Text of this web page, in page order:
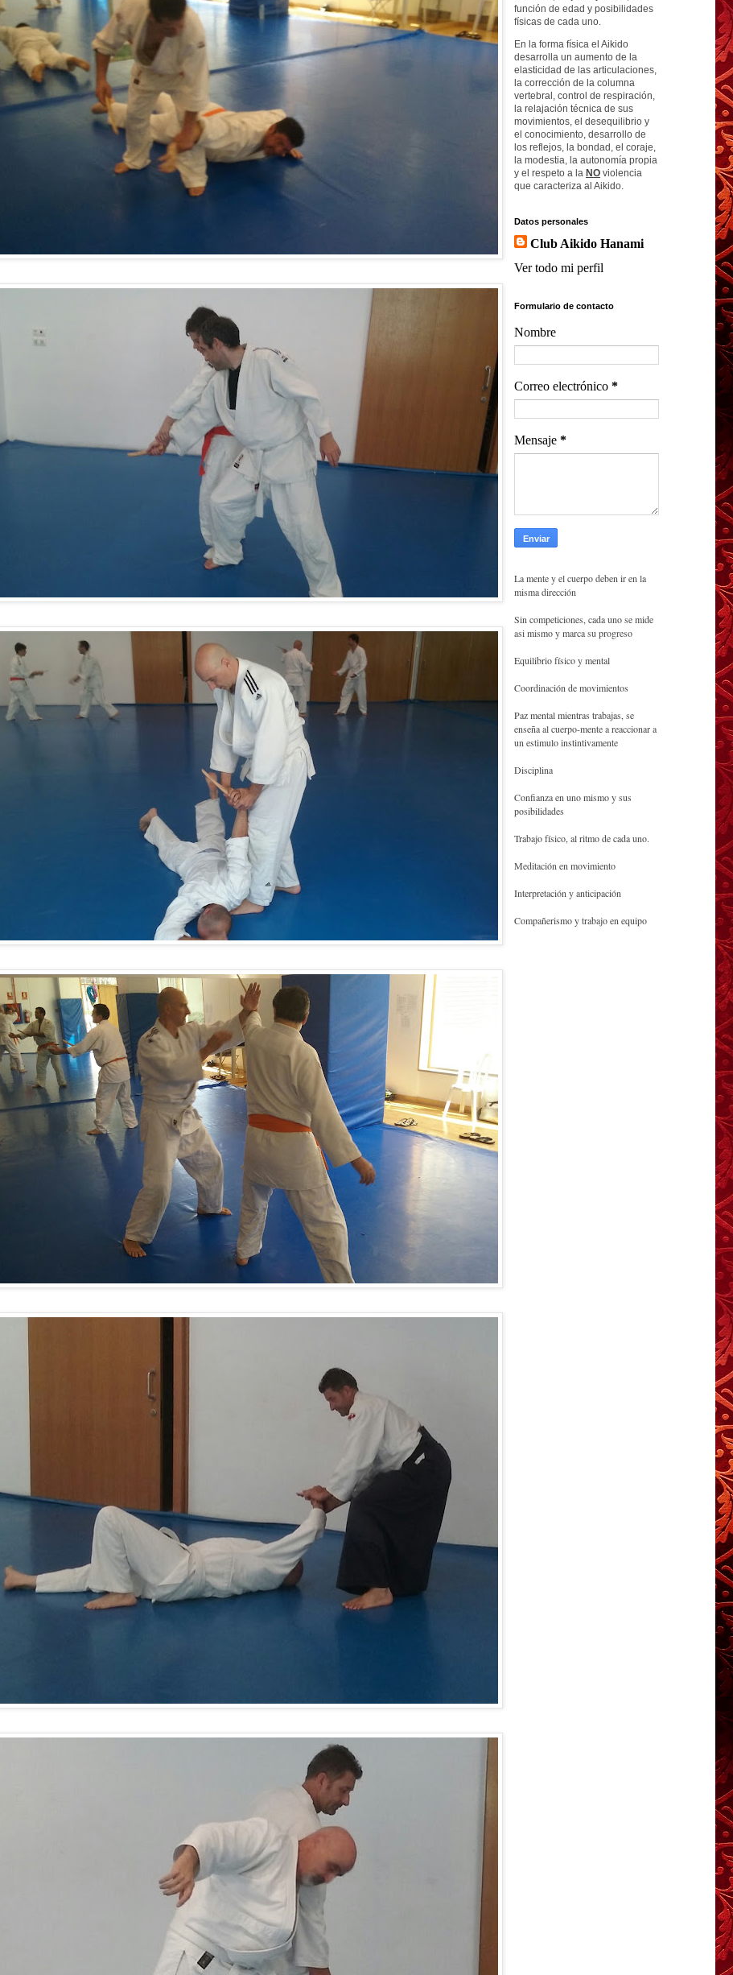
función de edad y posibilidades
físicas de cada uno.
En la forma física el Aikido
desarrolla un aumento de la
elasticidad de las articulaciones,
la corrección de la columna
vertebral, control de respiración,
la relajación técnica de sus
movimientos, el desequilibrio y
el conocimiento, desarrollo de
los reflejos, la bondad, el coraje,
la modestia, la autonomía propia
y el respeto a la NO violencia
que caracteriza al Aikido.
Datos personales
Club Aikido Hanami
Ver todo mi perfil
Formulario de contacto
Nombre
Correo electrónico *
Mensaje *
La mente y el cuerpo deben ir en la
misma dirección
Sin competiciones, cada uno se mide
asi mismo y marca su progreso
Equilibrio físico y mental
Coordinación de movimientos
Paz mental mientras trabajas, se
enseña al cuerpo-mente a reaccionar a
un estimulo instintivamente
Disciplina
Confianza en uno mismo y sus
posibilidades
Trabajo físico, al ritmo de cada uno.
Meditación en movimiento
Interpretación y anticipación
Compañerismo y trabajo en equipo